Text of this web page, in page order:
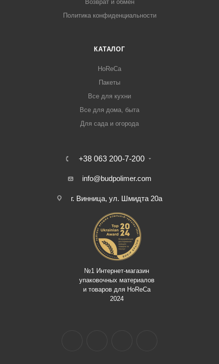
Возврат и обмен
Политика конфиденциальности
КАТАЛОГ
HoReCa
Пакеты
Все для кухни
Все для дома, быта
Для сада и огорода
+38 063 200-7-200
info@budpolimer.com
г. Винница, ул. Шмидта 20а
№1 Интернет-магазин
упаковочных материалов
и товаров для HoReCa
2024